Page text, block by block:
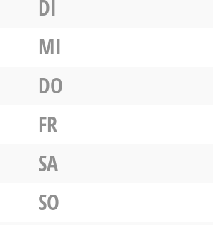
DI
MI
DO
FR
SA
SO